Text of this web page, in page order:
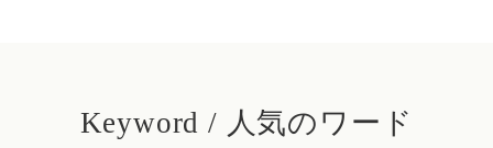
Keyword / 人気のワード